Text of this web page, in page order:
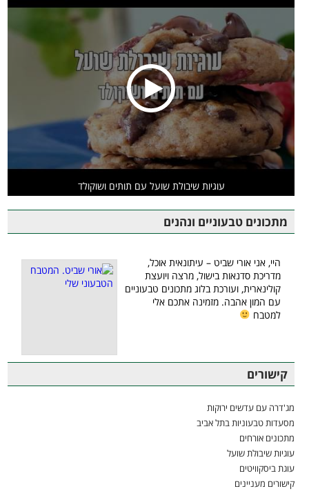
עוגיות שיבולת שועל עם תותים ושוקולד
מתכונים טבעוניים ונהנים
היי, אני אורי שביט – עיתונאית אוכל,
מדריכת סדנאות בישול, מרצה ויועצת
קולינארית, ועורכת בלוג מתכונים טבעוניים
עם המון אהבה. מזמינה אתכם אלי
למטבח
קישורים
מג'דרה עם עדשים ירוקות
מסעדות טבעוניות בתל אביב
מתכונים אורחים
עוגיות שיבולת שועל
עוגת ביסקוויטים
קישורים מעניינים